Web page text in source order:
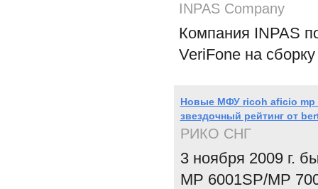
INPAS Company
Компания INPAS
VeriFone на
Новые МФУ ricoh aficio mp
звездочный рейтинг от
РИКО СНГ
3 ноября 2009 г.
MP 6001SP/MP